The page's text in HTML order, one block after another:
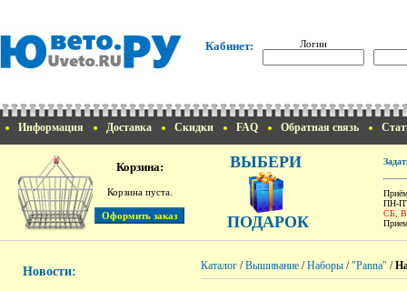
Кабинет: Логин
Информация Доставка Скидки FAQ Обратная связь
Корзина:
Корзина пуста.
ВЫБЕРИ
ПОДАРОК
ПН-
СБ,
Новости: Каталог /Вышивание /Наборы /"Panna" /